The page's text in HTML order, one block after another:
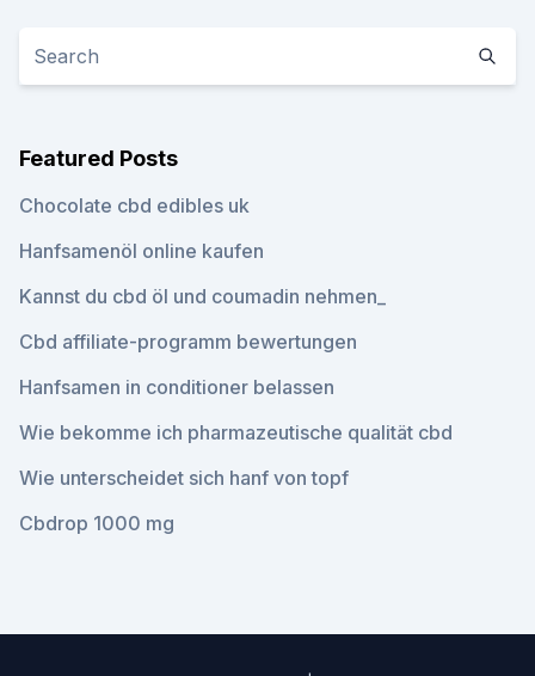
Featured Posts
Chocolate cbd edibles uk
Hanfsamenöl online kaufen
Kannst du cbd öl und coumadin nehmen_
Cbd affiliate-programm bewertungen
Hanfsamen in conditioner belassen
Wie bekomme ich pharmazeutische qualität cbd
Wie unterscheidet sich hanf von topf
Cbdrop 1000 mg